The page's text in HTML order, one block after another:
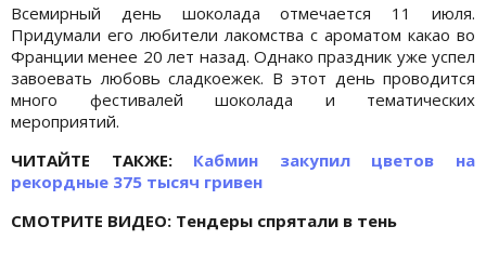
Всемирный день шоколада отмечается 11 июля.
Придумали его любители лакомства с ароматом какао во
Франции менее 20 лет назад. Однако праздник уже успел
завоевать любовь сладкоежек. В этот день проводится
много фестивалей шоколада и тематических
мероприятий.
ЧИТАЙТЕ ТАКЖЕ: Кабмин закупил цветов на
рекордные 375 тысяч гривен
СМОТРИТЕ ВИДЕО: Тендеры спрятали в тень